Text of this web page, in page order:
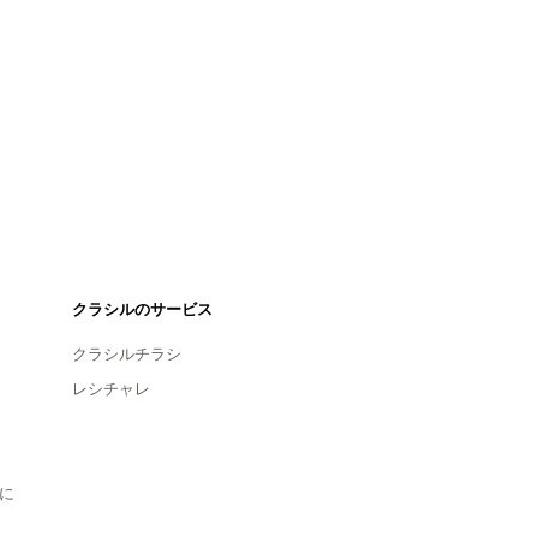
クラシルのサービス
クラシルチラシ
レシチャレ